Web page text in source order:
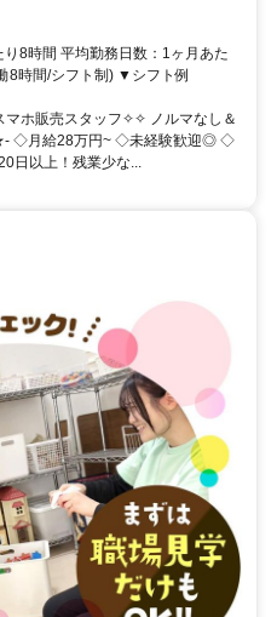
8時間 平均勤務日数：1ヶ月あた
8時間/シフト制) ▼シフト例
ホ販売スタッフ✧✧ ノルマなし＆
◇月給28万円~ ◇未経験歓迎◎ ◇
日以上！残業少な...